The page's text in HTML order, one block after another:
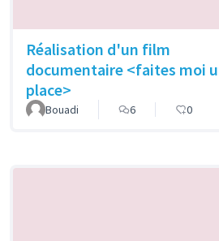
Réalisation d'un film
documentaire <faites moi
place>
Bouadi 6 0